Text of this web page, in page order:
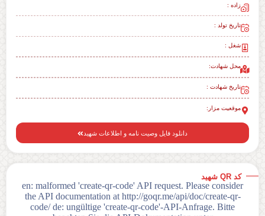
زاده :
تاریخ تولد :
شغل :
محل شهادت:
تاریخ شهادت :
موقعیت مزار:
دانلود فایل وصیت نامه و اطلاعات شهید
کد QR شهید
en: malformed 'create-qr-code' API request. Please consider
the API documentation at http://goqr.me/api/doc/create-qr-
code/ de: ungültige 'create-qr-code'-API-Anfrage. Bitte